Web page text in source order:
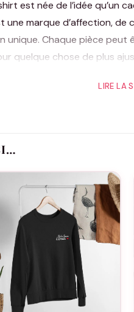
est née de l’idée qu’un
une marque d’affection,
Chaque pièce
quelque chose de plus
et personnelle.
n’est pas juste
LIRE LA